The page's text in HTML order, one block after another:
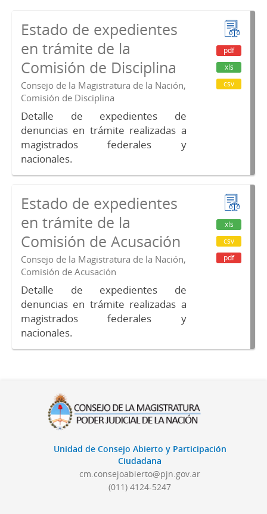
Estado de expedientes
en trámite de la
Comisión de Disciplina
Consejo de la Magistratura de la Nación,
Comisión de Disciplina
Detalle de expedientes de
denuncias en trámite realizadas a
magistrados federales y
nacionales.
pdf
xls
csv
Estado de expedientes
en trámite de la
Comisión de Acusación
Consejo de la Magistratura de la Nación,
Comisión de Acusación
Detalle de expedientes de
denuncias en trámite realizadas a
magistrados federales y
nacionales.
xls
csv
pdf
Unidad de Consejo Abierto y Participación
Ciudadana
cm.consejoabierto@pjn.gov.ar
(011) 4124-5247